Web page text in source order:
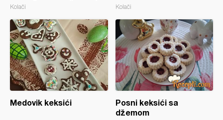
Kolači Kolači
Medovik keksići
Posni keksići sa
džemom